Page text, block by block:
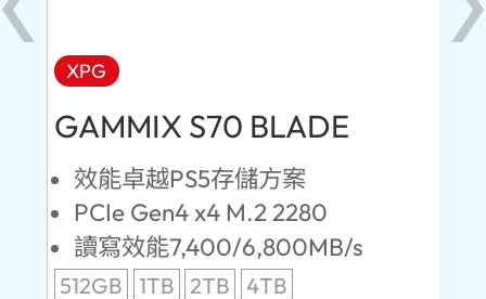
XPG
GAMMIX S70 BLADE
效能卓越PS5存儲方案
PCIe Gen4 x4 M.2 2280
讀寫效能7,400/6,800MB/s
512GB 1TB 2TB 4TB